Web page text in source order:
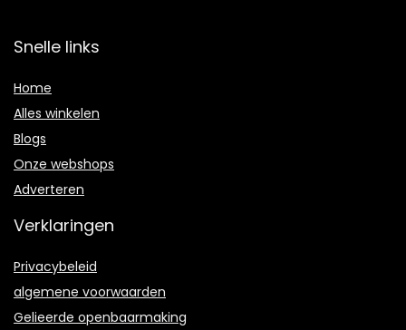
Snelle links
Home
Alles winkelen
Blogs
Onze webshops
Adverteren
Verklaringen
Privacybeleid
algemene voorwaarden
Gelieerde openbaarmaking